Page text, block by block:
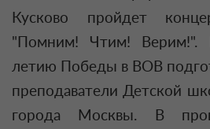
Кусково пройдет
"Помним! Чтим! Верим!".
летию Победы в ВОВ
преподаватели Детской
города Москвы. В